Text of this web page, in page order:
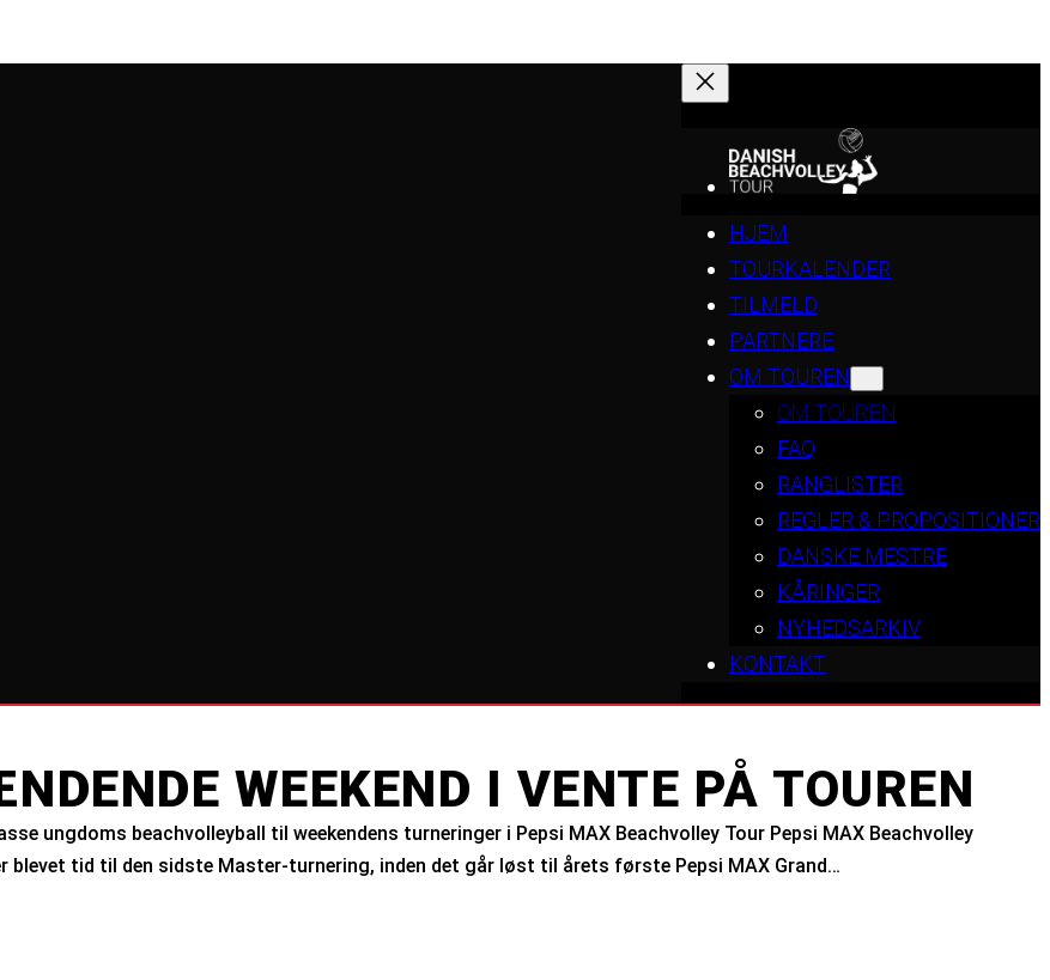
HJEM
TOURKALENDER
TILMELD
PARTNERE
OM TOUREN
OM TOUREN
FAQ
RANGLISTER
REGLER & PROPOSITIONER
DANSKE MESTRE
KÅRINGER
NYHEDSARKIV
KONTAKT
WEEKEND I VENTE PÅ TOUREN
ungdoms beachvolleyball til weekendens turneringer i Pepsi MAX Beachvolley Tour Pepsi MAX Beachvolley
blevet tid til den sidste Master-turnering, inden det går løst til årets første Pepsi MAX Grand…